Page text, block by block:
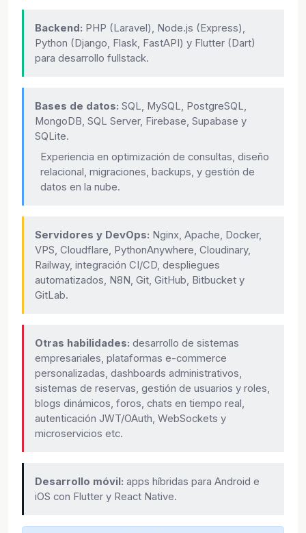
Backend: PHP (Laravel), Node.js (Express),
Python (Django, Flask, FastAPI) y Flutter (Dart)
para desarrollo fullstack.
Bases de datos: SQL, MySQL, PostgreSQL,
MongoDB, SQL Server, Firebase, Supabase y
SQLite.
Experiencia en optimización de consultas, diseño
relacional, migraciones, backups, y gestión de
datos en la nube.
Servidores y DevOps: Nginx, Apache, Docker,
VPS, Cloudflare, PythonAnywhere, Cloudinary,
Railway, integración CI/CD, despliegues
automatizados, N8N, Git, GitHub, Bitbucket y
GitLab.
Otras habilidades: desarrollo de sistemas
empresariales, plataformas e-commerce
personalizadas, dashboards administrativos,
sistemas de reservas, gestión de usuarios y roles,
blogs dinámicos, foros, chats en tiempo real,
autenticación JWT/OAuth, WebSockets y
microservicios etc.
Desarrollo móvil: apps híbridas para Android e
iOS con Flutter y React Native.